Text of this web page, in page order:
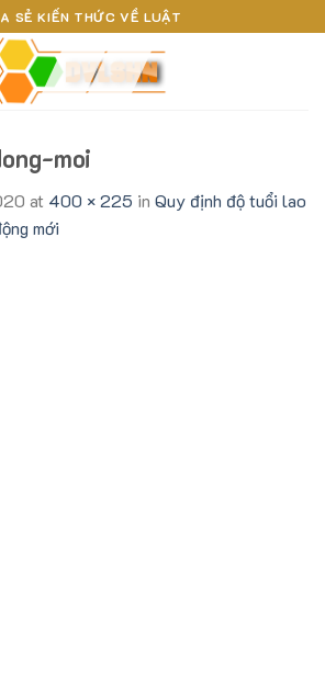
SẺ KIẾN THỨC VỀ LUẬT
moi
at 400 × 225 in Quy định độ tuổi lao
mới